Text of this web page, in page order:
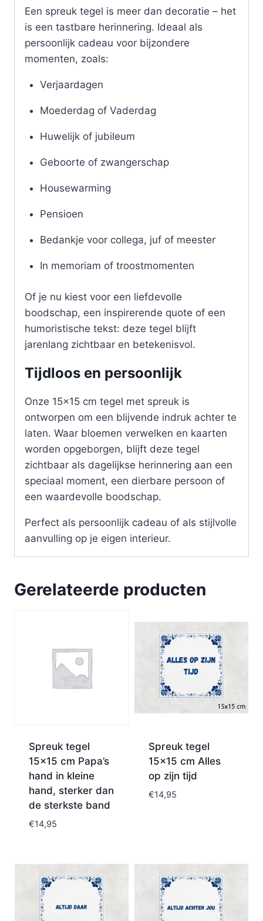
Een spreuk tegel is meer dan decoratie – het
is een tastbare herinnering. Ideaal als
persoonlijk cadeau voor bijzondere
momenten, zoals:
Verjaardagen
Moederdag of Vaderdag
Huwelijk of jubileum
Geboorte of zwangerschap
Housewarming
Pensioen
Bedankje voor collega, juf of meester
In memoriam of troostmomenten
Of je nu kiest voor een liefdevolle
boodschap, een inspirerende quote of een
humoristische tekst: deze tegel blijft
jarenlang zichtbaar en betekenisvol.
Tijdloos en persoonlijk
Onze 15×15 cm tegel met spreuk is
ontworpen om een blijvende indruk achter te
laten. Waar bloemen verwelken en kaarten
worden opgeborgen, blijft deze tegel
zichtbaar als dagelijkse herinnering aan een
speciaal moment, een dierbare persoon of
een waardevolle boodschap.
Perfect als persoonlijk cadeau of als stijlvolle
aanvulling op je eigen interieur.
Gerelateerde producten
Spreuk tegel
15×15 cm Papa’s
hand in kleine
hand, sterker dan
de sterkste band
€14,95
Spreuk tegel
15×15 cm Alles
op zijn tijd
€14,95